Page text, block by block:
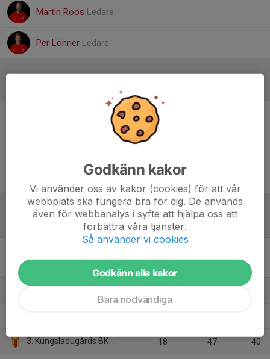
Martin Roos Ledare
Per Lönner Ledare
Inget referat skrivet
Svår
M
3. Kungsladugårds BK 2 P08 18 47 40
Godkänn kakor
Vi använder oss av kakor (cookies) för att vår
webbplats ska fungera bra för dig. De används
även för webbanalys i syfte att hjälpa oss att
förbättra våra tjänster.
Så använder vi cookies
Godkänn alla kakor
Bara nödvändiga